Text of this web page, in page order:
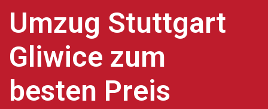
Umzug Stuttgart
Gliwice zum
besten Preis